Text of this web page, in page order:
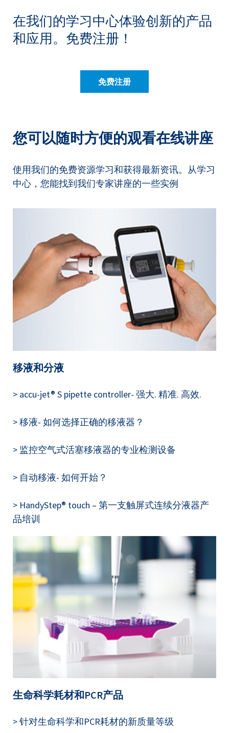
在我们的学习中心体验创新的产品
和应用。免费注册！
免费注册
您可以随时方便的观看在线讲座
使用我们的免费资源学习和获得最新资讯。从学习
中心，您能找到我们专家讲座的一些实例
移液和分液
> accu-jet® S pipette controller- 强大. 精准. 高效.
> 移液- 如何选择正确的移液器？
> 监控空气式活塞移液器的专业检测设备
> 自动移液- 如何开始？
> HandyStep® touch – 第一支触屏式连续分液器产
品培训
生命科学耗材和PCR产品
> 针对生命科学和PCR耗材的新质量等级